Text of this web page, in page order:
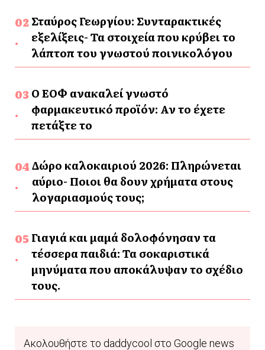
Σταύρος Γεωργίου: Συνταρακτικές
εξελίξεις- Τα στοιχεία που κρύβει το
λάπτοπ του γνωστού ποινικολόγου
Ο ΕΟΦ ανακαλεί γνωστό
φαρμακευτικό προϊόν: Αν το έχετε
πετάξτε το
Δώρο καλοκαιριού 2026: Πληρώνεται
αύριο- Ποιοι θα δουν χρήματα στους
λογαριασμούς τους;
Γιαγιά και μαμά δολοφόνησαν τα
τέσσερα παιδιά: Τα σοκαριστικά
μηνύματα που αποκάλυψαν το σχέδιο
τους.
Ακολουθήστε το daddycool στο Google news